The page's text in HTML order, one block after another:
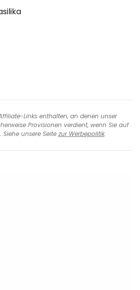
Links enthalten, an denen unser
Provisionen verdient, wenn Sie auf
Siehe unsere Seite zur Werbepolitik.